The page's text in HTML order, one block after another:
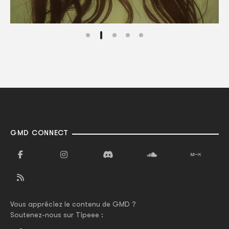
GMD CONNECT
Vous appréciez le contenu de GMD ?
Soutenez-nous sur Tipeee :